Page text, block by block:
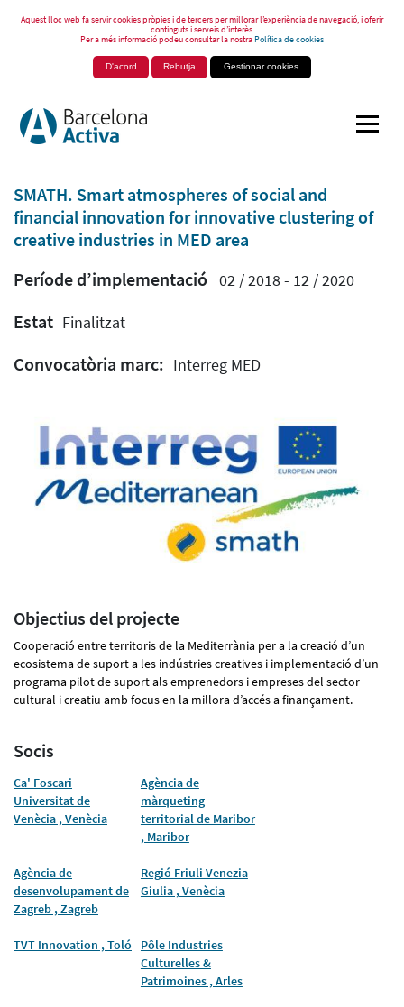
Aquest lloc web fa servir cookies pròpies i de tercers per millorar l’experiència de navegació, i oferir
continguts i serveis d’interès.
Per a més informació podeu consultar la nostraPolítica de cookies
D'acord Rebutja Gestionar cookies
SMATH. Smart atmospheres of social and
financial innovation for innovative clustering of
creative industries in MED area
Període d’implementació 02 / 2018 - 12 / 2020
Estat Finalitzat
Convocatòria marc: Interreg MED
Objectius del projecte
Cooperació entre territoris de la Mediterrània per a la creació d’un
ecosistema de suport a les indústries creatives i implementació d’un
programa pilot de suport als emprenedors i empreses del sector
cultural i creatiu amb focus en la millora d’accés a finançament.
Socis
Ca' Foscari
Universitat de
Venècia , Venècia
Agència de
màrqueting
territorial de Maribor
, Maribor
Agència de
desenvolupament de
Zagreb , Zagreb
Regió Friuli Venezia
Giulia , Venècia
TVT Innovation , Toló
Pôle Industries
Culturelles &
Patrimoines , Arles